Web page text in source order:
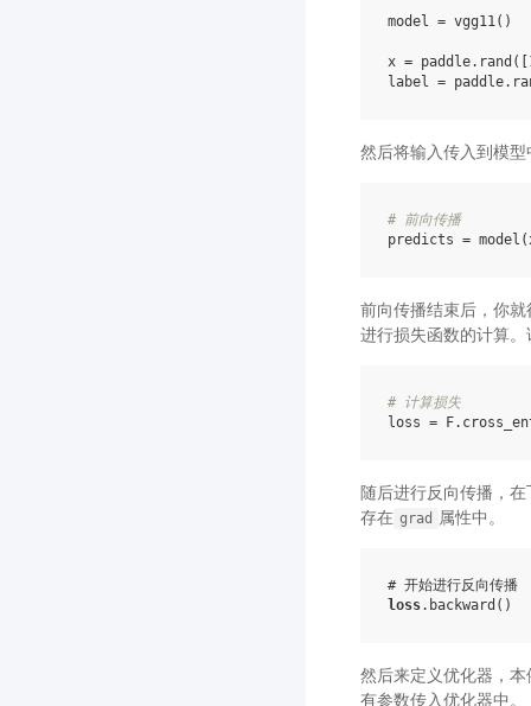
model = vgg11()
x = paddle. rand ([
label = paddle.
然后将输入传入到模
# 前向传播
predicts = model (
前向传播结束后，你
进行损失函数的计算
# 计算损失
loss = F.
随后进行反向传播，
存在 grad 属性中。
# 开始进行反向传播
loss. backward ()
然后来定义优化器，
有参数传入优化器中。